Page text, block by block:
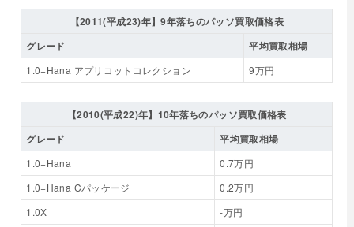
【2011(平成23)年】9年落ちのパッソ買取価格表
グレード
平均買取相場
1.0+Hana アプリコットコレクション 9万円
【2010(平成22)年】10年落ちのパッソ買取価格表
グレード
平均買取相場
1.0+Hana
0.7万円
1.0+Hana Cパッケージ
0.2万円
1.0X
-万円